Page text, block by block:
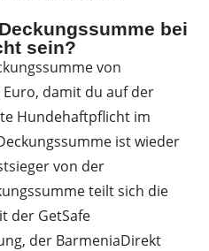
bei
sein?
von
damit du auf der
Hundehaftpflicht im
ist wieder
von der
teilt sich die
der GetSafe
der BarmeniaDirekt